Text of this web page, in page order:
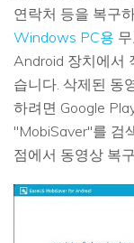
연락처 등을 복구
Windows PC용
Android 장치에서
습니다. 삭제된 동
하려면 Google
"MobiSaver"를 검
점에서 동영상 복